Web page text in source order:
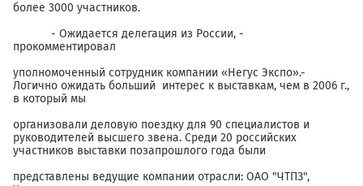
более 3000 участников.
- Ожидается делегация из России, -
прокомментировал
уполномоченный сотрудник компании «Негус Экспо».-
Логично ожидать больший интерес к выставкам, чем в 2006 г.,
в который мы
организовали деловую поездку для 90 специалистов и
руководителей высшего звена. Среди 20 российских
участников выставки позапрошлого года были
представлены ведущие компании отрасли: ОАО "ЧТПЗ",